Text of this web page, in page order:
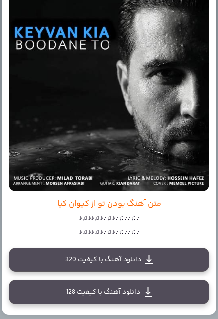
متن آهنگ بودن تو از کیوان کیا
♪♫♪♪♫♪♪♫♪♪♫♪♪♫♪
♪♫♪♪♫♪♪♫♪♪♫♪♪♫♪
دانلود آهنگ با کیفیت 320
دانلود آهنگ با کیفیت 128